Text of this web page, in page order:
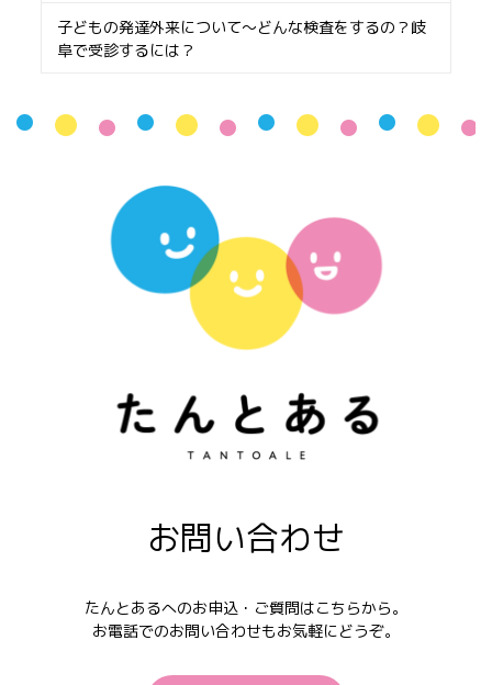
子どもの発達外来について〜どんな検査をするの？岐
阜で受診するには？
お問い合わせ
たんとあるへのお申込・ご質問はこちらから。
お電話でのお問い合わせもお気軽にどうぞ。